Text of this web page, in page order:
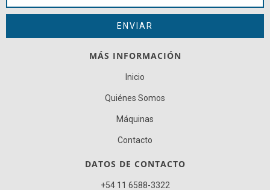
MÁS INFORMACIÓN
Inicio
Quiénes Somos
Máquinas
Contacto
DATOS DE CONTACTO
+54 11 6588-3322